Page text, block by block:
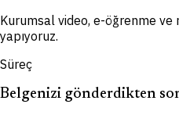
Kurumsal video, e-öğrenme
yapıyoruz.
Süreç
Belgenizi gönderdikten